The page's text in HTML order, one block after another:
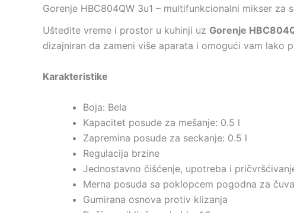
Gorenje HBC804QW 3u1 – multifunkcionalni mikser za
Uštedite vreme i prostor u kuhinji uz Gorenje
dizajniran da zameni više aparata i omogući vam lako
Karakteristike
Boja: Bela
Kapacitet posude za mešanje: 0.5 l
Zapremina posude za seckanje: 0.5 l
Regulacija brzine
Jednostavno čišćenje, upotreba i
Merna posuda sa poklopcem pogodna za
Gumirana osnova protiv klizanja